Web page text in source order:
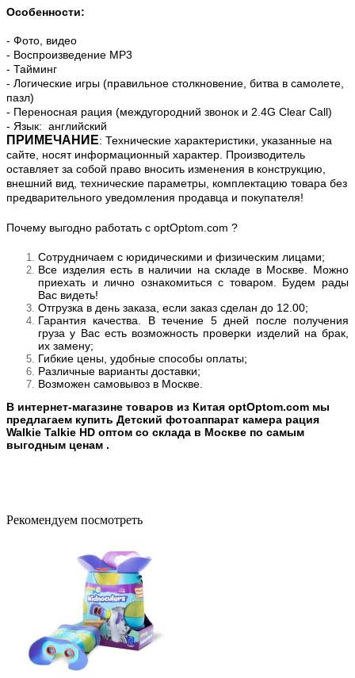
Особенности:
- Фото, видео
- Воспроизведение MP3
- Тайминг
- Логические игры (правильное столкновение, битва в самолете,
пазл)
- Переносная рация (междугородний звонок и 2.4G Clear Call)
- Язык: английский
ПРИМЕЧАНИЕ: Технические характеристики, указанные на
сайте, носят информационный характер. Производитель
оставляет за собой право вносить изменения в конструкцию,
внешний вид, технические параметры, комплектацию товара без
предварительного уведомления продавца и покупателя!
Почему выгодно работать с optOptom.com ?
Сотрудничаем с юридическими и физическим лицами;
Все изделия есть в наличии на складе в Москве. Можно
приехать и лично ознакомиться с товаром. Будем рады
Вас видеть!
Отгрузка в день заказа, если заказ сделан до 12.00;
Гарантия качества. В течение 5 дней после получения
груза у Вас есть возможность проверки изделий на брак,
их замену;
Гибкие цены, удобные способы оплаты;
Различные варианты доставки;
Возможен самовывоз в Москве.
В интернет-магазине товаров из Китая optOptom.com мы
предлагаем купить Детский фотоаппарат камера рация
Walkie Talkie HD оптом со склада в Москве по самым
выгодным ценам .
Рекомендуем посмотреть